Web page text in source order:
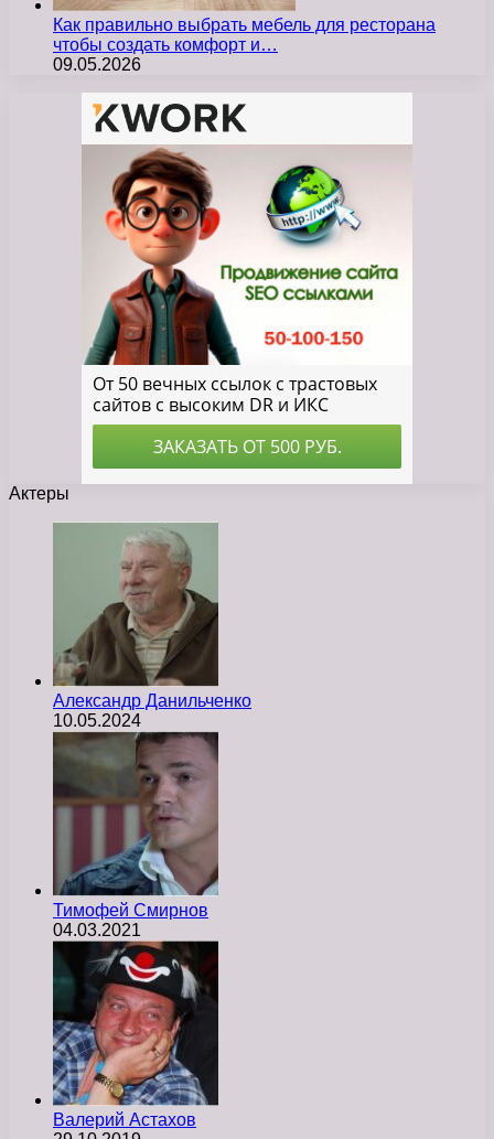
Как правильно выбрать мебель для ресторана
чтобы создать комфорт и…
09.05.2026
Актеры
Александр Данильченко
10.05.2024
Тимофей Смирнов
04.03.2021
Валерий Астахов